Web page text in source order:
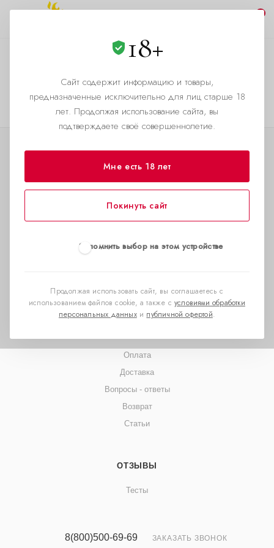
18+
Сайт содержит информацию и товары,
предназначенные исключительно для лиц старше 18
лет. Продолжая использование сайта, вы
подтверждаете своё совершеннолетие.
Мне есть 18 лет
Покинуть сайт
Запомнить выбор на этом устройстве
Продолжая использовать сайт, вы соглашаетесь с
использованием файлов cookie, а также сусловиями обработки
персональных данныхи публичной офертой.
Главная страница — Новости
АКЦИИ
О КОМПАНИИ
Для партнеров
Оплата
Доставка
Вопросы - ответы
Возврат
Статьи
ОТЗЫВЫ
Тесты
8(800)500-69-69 ЗАКАЗАТЬ ЗВОНОК